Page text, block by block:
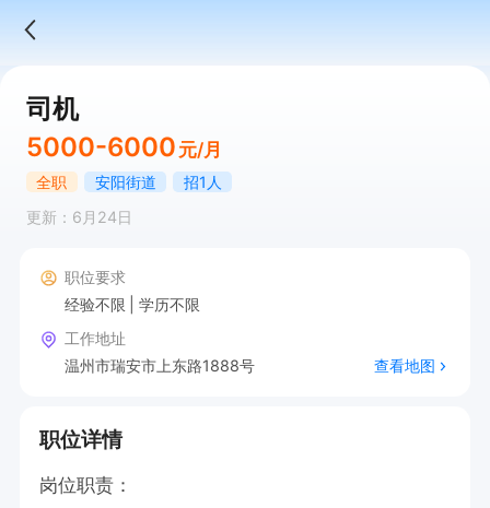
司机
5000-6000 元/月
全职 安阳街道
招1人
更新：6月24日
职位要求
经验不限
学历不限
工作地址
温州市瑞安市上东路1888号
查看地图
职位详情
岗位职责：